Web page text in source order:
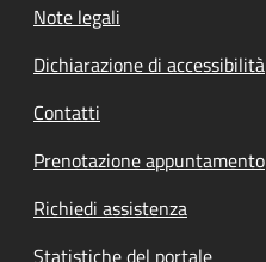
Note legali
Dichiarazione di accessibilità
Contatti
Prenotazione appuntamento
Richiedi assistenza
Statistiche del portale